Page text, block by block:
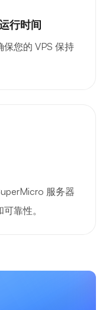
行时间
您的 VPS 保持
服务器
靠性。